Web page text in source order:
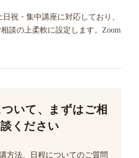
祝・集中講座に対応しており、
談の上柔軟に設定します。Zoom
いて、まずはご相
談ください
方法、日程についてのご質問